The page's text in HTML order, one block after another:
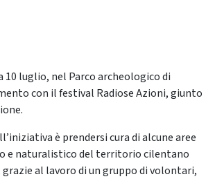
10 luglio, nel Parco archeologico di
con il festival Radiose Azioni, giunto
è prendersi cura di alcune aree
e naturalistico del territorio cilentano
al lavoro di un gruppo di volontari,